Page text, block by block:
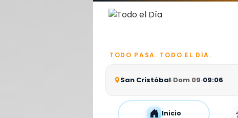
Ir al contenido
TODO PASA. TODO EL DÍA.
San Cristóbal·Dom 09·09:06
Inicio